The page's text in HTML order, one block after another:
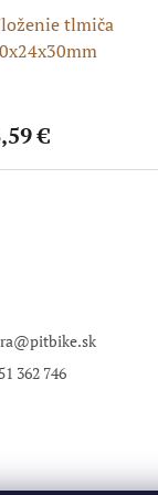
tlmiča
€
@pitbike.sk
362 746